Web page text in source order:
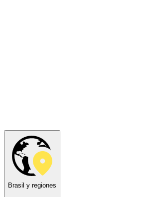
Brasil y regiones